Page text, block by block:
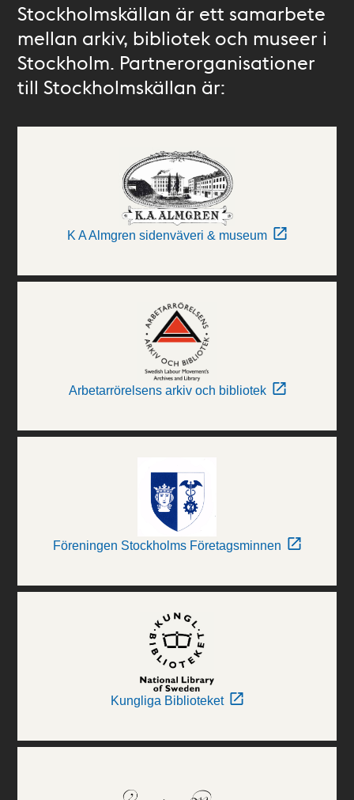
Stockholmskällan är ett samarbete
mellan arkiv, bibliotek och museer i
Stockholm. Partnerorganisationer
till Stockholmskällan är:
K A Almgren sidenväveri & museum
Arbetarrörelsens arkiv och bibliotek
Föreningen Stockholms Företagsminnen
Kungliga Biblioteket